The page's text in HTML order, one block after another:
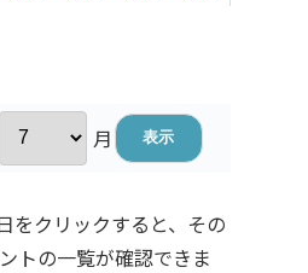
月
をクリックすると、その
トの一覧が確認できま